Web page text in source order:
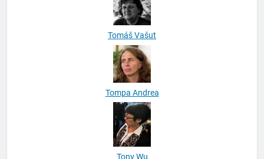
Tomáš Vašut
Tompa Andrea
Tony Wu